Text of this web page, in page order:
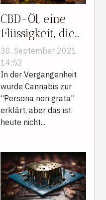
CBD-Öl, eine
Flüssigkeit, die
wegen ihrer
wundersamen
Eigenschaften
in aller Munde
ist
30. September 2021
14:52
In der Vergangenheit
wurde Cannabis zur
“Persona non grata”
erklärt, aber das ist
heute nicht...